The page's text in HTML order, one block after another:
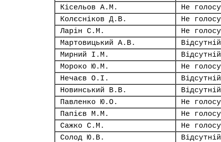
Кісельов А.М.
Не
Колєсніков Д.В.
Не
Ларін С.М.
Не
Мартовицький А.В.
Відсутній
Мирний І.М.
Відсутній
Мороко Ю.М.
Не
Нечаєв О.І.
Відсутній
Новинський В.В.
Відсутній
Павленко Ю.О.
Не
Папієв М.М.
Не
Сажко С.М.
Не
Солод Ю.В.
Відсутній